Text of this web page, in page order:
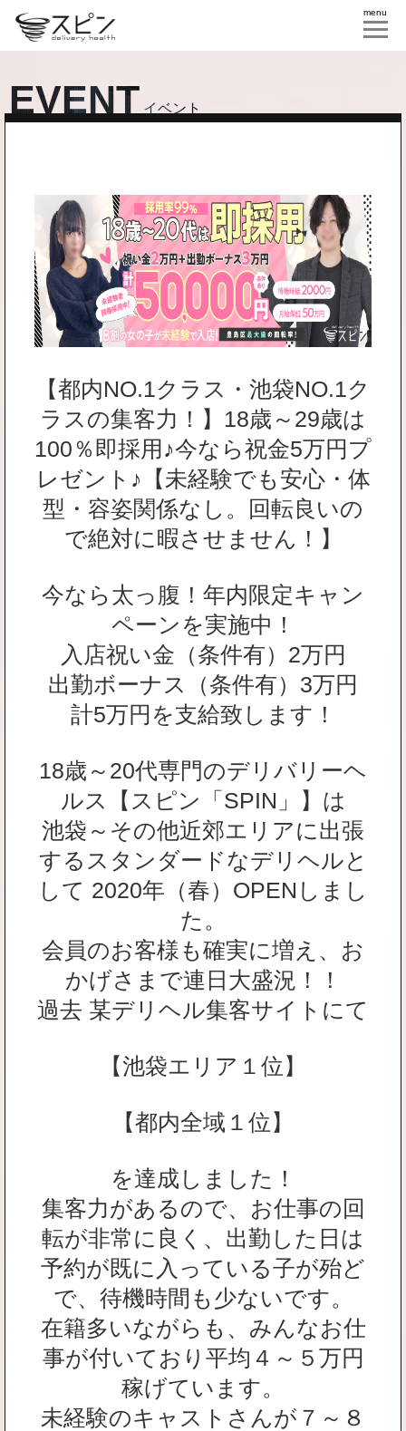
menu
EVENT イベント
【都内NO.1クラス・池袋NO.1ク
ラスの集客力！】18歳～29歳は
100％即採用♪今なら祝金5万円プ
レゼント♪【未経験でも安心・体
型・容姿関係なし。回転良いの
で絶対に暇させません！】
今なら太っ腹！年内限定キャン
ペーンを実施中！
入店祝い金（条件有）2万円
出勤ボーナス（条件有）3万円
計5万円を支給致します！
18歳～20代専門のデリバリーヘ
ルス【スピン「SPIN」】は
池袋～その他近郊エリアに出張
するスタンダードなデリヘルと
して 2020年（春）OPENしまし
た。
会員のお客様も確実に増え、お
かげさまで連日大盛況！！
過去 某デリヘル集客サイトにて
【池袋エリア１位】
【都内全域１位】
を達成しました！
集客力があるので、お仕事の回
転が非常に良く、出勤した日は
予約が既に入っている子が殆ど
で、待機時間も少ないです。
在籍多いながらも、みんなお仕
事が付いており平均４～５万円
稼げています。
未経験のキャストさんが７～８